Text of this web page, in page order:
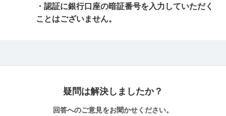
・認証に銀行口座の暗証番号を入力していただく
ことはございません。
疑問は解決しましたか？
回答へのご意見をお聞かせください。